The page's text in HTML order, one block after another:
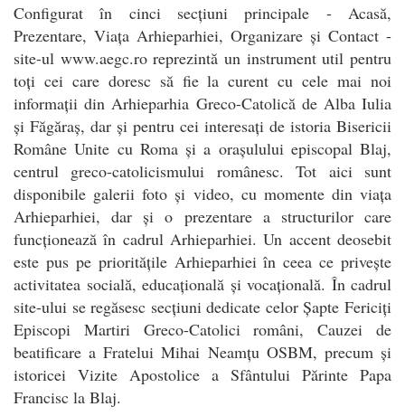
Configurat în cinci secțiuni principale - Acasă,
Prezentare, Viața Arhieparhiei, Organizare și Contact -
site-ul www.aegc.ro reprezintă un instrument util pentru
toți cei care doresc să fie la curent cu cele mai noi
informații din Arhieparhia Greco-Catolică de Alba Iulia
și Făgăraș, dar și pentru cei interesați de istoria Bisericii
Române Unite cu Roma și a orașulului episcopal Blaj,
centrul greco-catolicismului românesc. Tot aici sunt
disponibile galerii foto și video, cu momente din viața
Arhieparhiei, dar și o prezentare a structurilor care
funcționează în cadrul Arhieparhiei. Un accent deosebit
este pus pe prioritățile Arhieparhiei în ceea ce privește
activitatea socială, educațională și vocațională. În cadrul
site-ului se regăsesc secțiuni dedicate celor Șapte Fericiți
Episcopi Martiri Greco-Catolici români, Cauzei de
beatificare a Fratelui Mihai Neamțu OSBM, precum și
istoricei Vizite Apostolice a Sfântului Părinte Papa
Francisc la Blaj.